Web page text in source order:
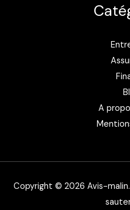
A
Copyright © 2026 Avis-